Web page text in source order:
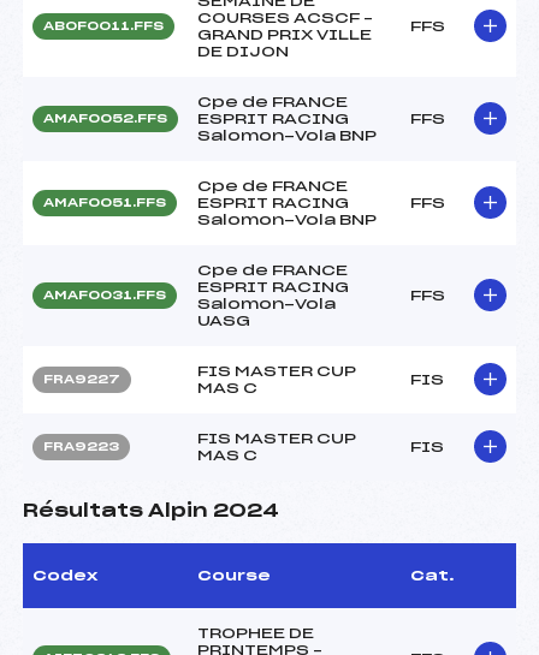
ABOF0011.FFS
COURSES ACSCF –
GRAND PRIX VILLE
DE DIJON
FFS
AMAF0052.FFS
Cpe de FRANCE
ESPRIT RACING
Salomon-Vola BNP
FFS
AMAF0051.FFS
Cpe de FRANCE
ESPRIT RACING
Salomon-Vola BNP
FFS
AMAF0031.FFS
Cpe de FRANCE
ESPRIT RACING
Salomon-Vola
UASG
FFS
FRA9227
FIS MASTER CUP
MAS C
FIS
FRA9223
FIS MASTER CUP
MAS C
FIS
Résultats Alpin 2024
Codex Course Cat.
TROPHEE DE
PRINTEMPS –